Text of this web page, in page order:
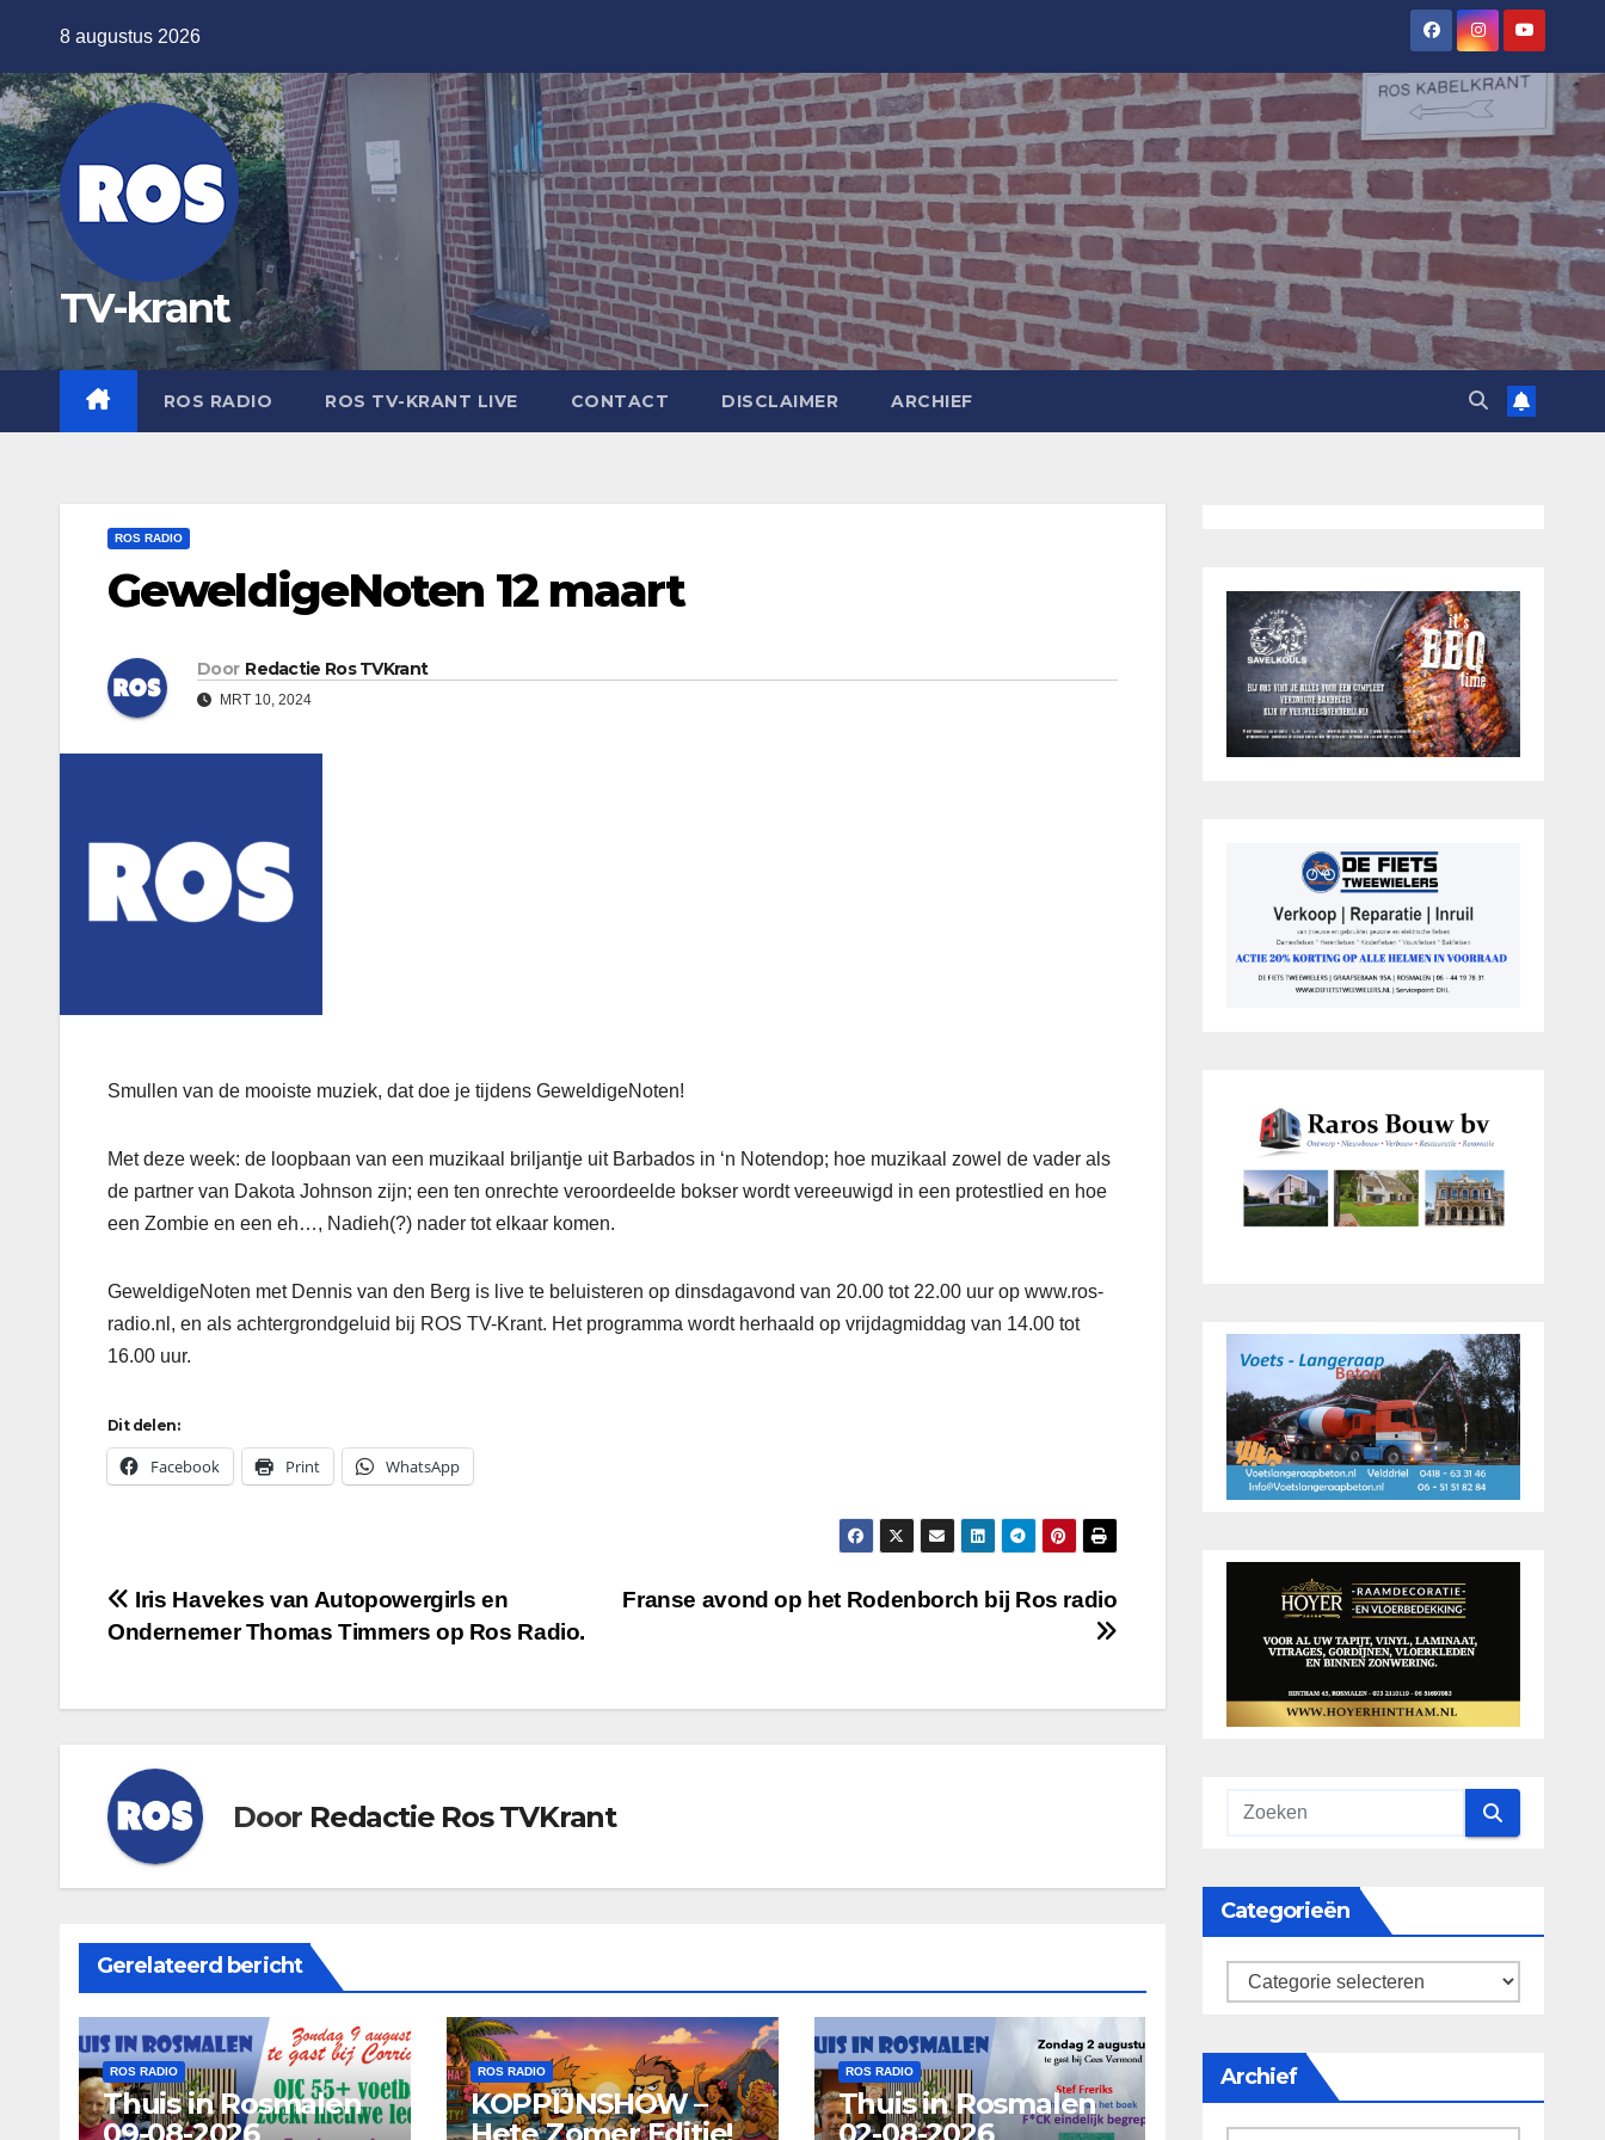
de
inhoud
8 augustus 2026
TV-krant
ROS RADIO ROS TV-KRANT LIVE CONTACT DISCLAIMER ARCHIEF
ROS RADIO
GeweldigeNoten 12 maart
Door Redactie Ros TVKrant
MRT 10, 2024
Smullen van de mooiste muziek, dat doe je tijdens GeweldigeNoten!
Met deze week: de loopbaan van een muzikaal briljantje uit Barbados in ‘n Notendop; hoe muzikaal zowel de vader als
de partner van Dakota Johnson zijn; een ten onrechte veroordeelde bokser wordt vereeuwigd in een protestlied en hoe
een Zombie en een eh…, Nadieh(?) nader tot elkaar komen.
GeweldigeNoten met Dennis van den Berg is live te beluisteren op dinsdagavond van 20.00 tot 22.00 uur op www.ros-
radio.nl, en als achtergrondgeluid bij ROS TV-Krant. Het programma wordt herhaald op vrijdagmiddag van 14.00 tot
16.00 uur.
Dit delen:
Facebook Print WhatsApp
Bericht
Franse avond op het Rodenborch bij Ros radio
Iris Havekes van Autopowergirls en
Ondernemer Thomas Timmers op Ros Radio.
Door Redactie Ros TVKrant
Gerelateerd bericht
ROS RADIO
Thuis in Rosmalen
ROS RADIO
KOPPIJNSHOW –
ROS RADIO
Thuis in Rosmalen
Categorieën
categorieën
Archief